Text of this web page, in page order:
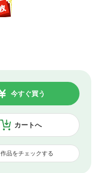
カートへ
今すぐ買う
作品をチェックする